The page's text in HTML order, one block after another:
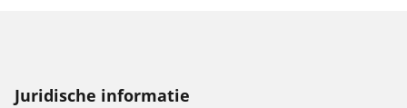
Juridische informatie